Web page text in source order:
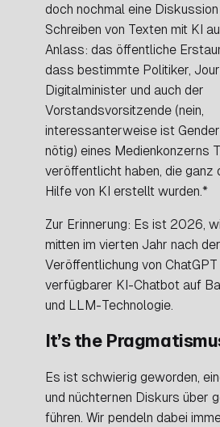
doch nochmal eine
Schreiben von Texten mit KI
Anlass: das öffentliche
dass bestimmte Politiker,
Digitalminister und auch der
Vorstandsvorsitzende (nein,
interessanterweise ist
nötig) eines Medienkonzerns
veröffentlicht haben, die ganz
Hilfe von KI erstellt wurden.*
Zur Erinnerung: Es ist 2026,
mitten im vierten Jahr nach der
Veröffentlichung von
verfügbarer KI-Chatbot auf
und LLM-Technologie.
It’s the
Es ist schwierig geworden,
und nüchternen Diskurs über
führen. Wir pendeln dabei